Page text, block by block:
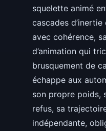
squelette animé
cascades
avec cohérence,
d’animation qui
brusquement de
échappe aux
son propre poids,
refus, sa
indépendante,